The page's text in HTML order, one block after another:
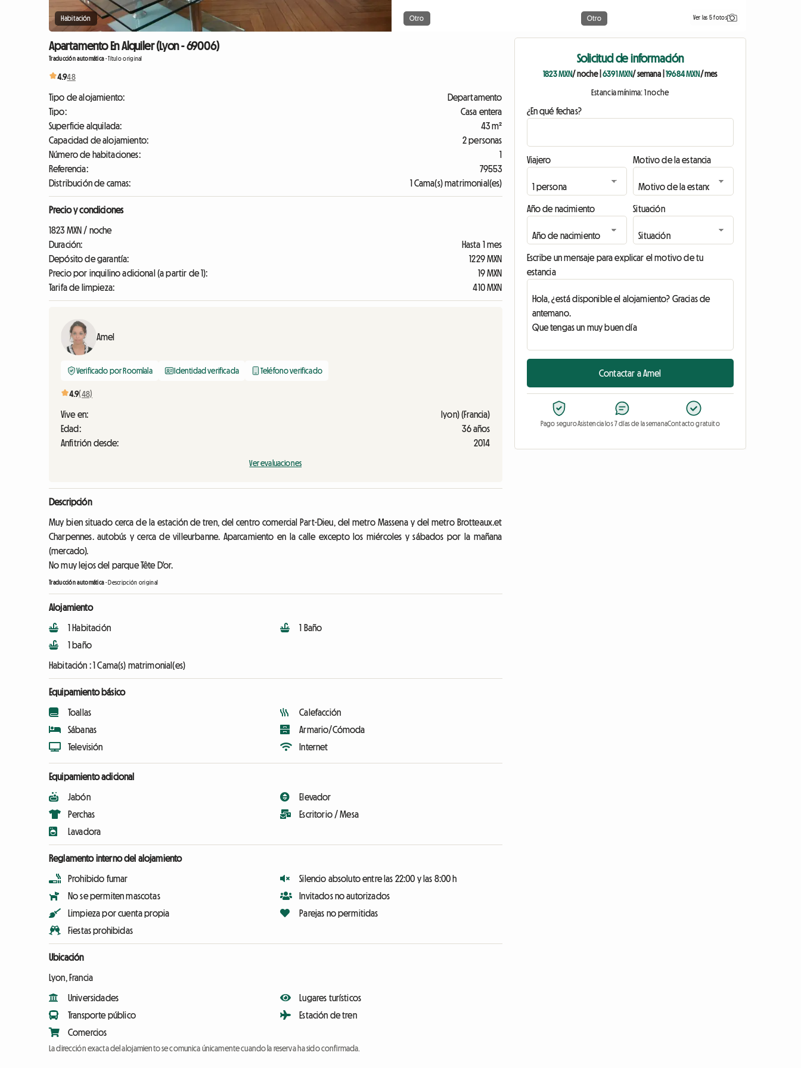
Habitación Otro Otro Ver las 5 fotos
Apartamento En Alquiler (Lyon - 69006)
Traducción automática-Título original
4.948
Tipo de alojamiento:
Departamento
Tipo:
Casa entera
Superficie alquilada:
43 m²
Capacidad de alojamiento:
2 personas
Número de habitaciones:
1
Referencia:
79553
Distribución de camas:
1 Cama(s) matrimonial(es)
Precio y condiciones
1823 MXN / noche
Duración:
Hasta 1 mes
Depósito de garantía:
1229 MXN
Precio por inquilino adicional (a partir de 1):
19 MXN
Tarifa de limpieza:
410 MXN
Amel
Verificado por Roomlala Identidad verificada Teléfono verificado
4.9(48)
Vive en:
lyon) (Francia)
Edad:
36 años
Anfitrión desde:
2014
Ver evaluaciones
Descripción
Muy bien situado cerca de la estación de tren, del centro comercial Part-Dieu, del metro Massena y del metro Brotteaux.et
Charpennes. autobús y cerca de villeurbanne. Aparcamiento en la calle excepto los miércoles y sábados por la mañana
(mercado).
No muy lejos del parque Tête D'or.
Traducción automática-Descripción original
Alojamiento
1 Habitación
1 baño
1 Baño
Habitación :1 Cama(s) matrimonial(es)
Equipamiento básico
Toallas
Sábanas
Televisión
Calefacción
Armario/Cómoda
Internet
Equipamiento adicional
Jabón
Perchas
Lavadora
Elevador
Escritorio / Mesa
Reglamento interno del alojamiento
Prohibido fumar
No se permiten mascotas
Limpieza por cuenta propia
Fiestas prohibidas
Silencio absoluto entre las 22:00 y las 8:00 h
Invitados no autorizados
Parejas no permitidas
Ubicación
Lyon, Francia
Universidades
Transporte público
Comercios
Lugares turísticos
Estación de tren
La dirección exacta del alojamiento se comunica únicamente cuando la reserva ha sido confirmada.
Solicitud de información
1823 MXN/ noche|6391 MXN/ semana |19684 MXN / mes
Estancia mínima: 1 noche
¿En qué fechas?
Viajero Motivo de la estancia
Año de nacimiento Situación
Escribe un mensaje para explicar el motivo de tu
estancia
Contactar a Amel
Pago seguroAsistencia los 7 días de la semanaContacto gratuito